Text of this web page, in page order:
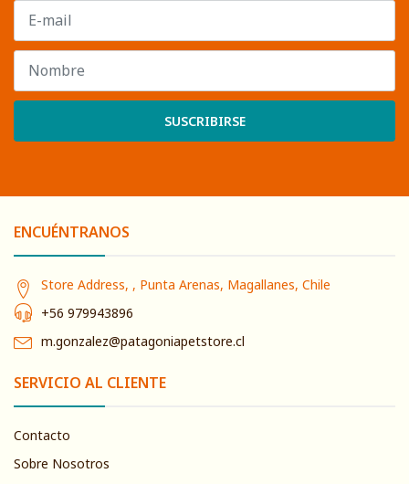
SUSCRIBIRSE
ENCUÉNTRANOS
Store Address, , Punta Arenas, Magallanes, Chile
+56 979943896
m.gonzalez@patagoniapetstore.cl
SERVICIO AL CLIENTE
Contacto
Sobre Nosotros